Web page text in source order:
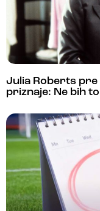
Julia Roberts pre
priznaje: Ne bih